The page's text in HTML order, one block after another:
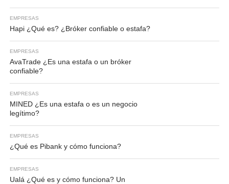
EMPRESAS
Hapi ¿Qué es? ¿Bróker confiable o estafa?
EMPRESAS
AvaTrade ¿Es una estafa o un bróker
confiable?
EMPRESAS
MINED ¿Es una estafa o es un negocio
legítimo?
EMPRESAS
¿Qué es Pibank y cómo funciona?
EMPRESAS
Ualá ¿Qué es y cómo funciona? Un